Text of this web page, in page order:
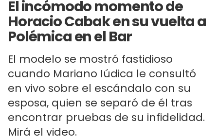
El incómodo momento de
Horacio Cabak en su vuelta a
Polémica en el Bar
El modelo se mostró fastidioso
cuando Mariano Iúdica le consultó
en vivo sobre el escándalo con su
esposa, quien se separó de él tras
encontrar pruebas de su infidelidad.
Mirá el video.